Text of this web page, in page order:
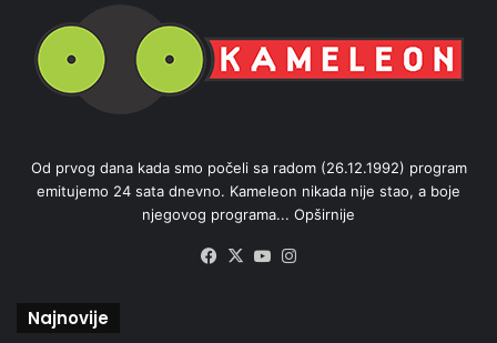
Od prvog dana kada smo počeli sa radom (26.12.1992) program
emitujemo 24 sata dnevno. Kameleon nikada nije stao, a boje
njegovog programa... Opširnije
Facebook
X YouTube
Najnovije